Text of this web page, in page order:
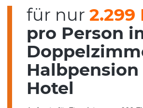
für nur 2.299
pro Person
Hotel